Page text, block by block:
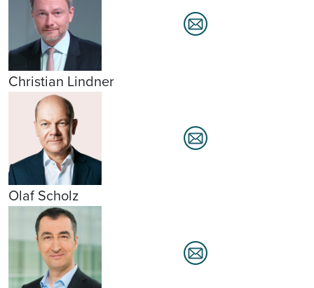
Christian Lindner
Olaf Scholz